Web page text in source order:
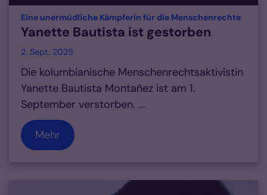
Eine unermüdliche Kämpferin für die Menschenrechte:
Yanette Bautista ist gestorben
2. Sept. 2025
Die kolumbianische Menschenrechtsaktivistin
Yanette Bautista Montañez ist am 1.
September verstorben. ...
Mehr